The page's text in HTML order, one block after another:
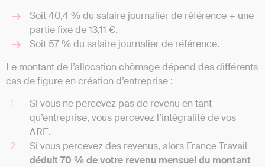
Soit 40,4 % du salaire journalier de référence + une
partie fixe de 13,11 €.
Soit 57 % du salaire journalier de référence.
Le montant de l’allocation chômage dépend des différents
cas de figure en création d’entreprise :
Si vous ne percevez pas de revenu en tant
qu’entreprise, vous percevez l’intégralité de vos
ARE.
Si vous percevez des revenus, alors France Travail
déduit 70 % de votre revenu mensuel du montant